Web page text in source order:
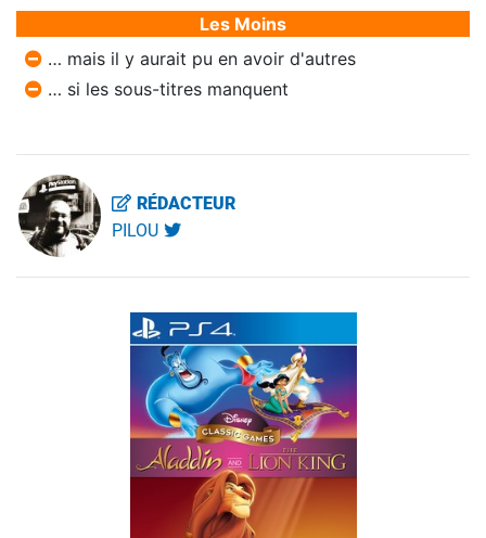
Les Moins
… mais il y aurait pu en avoir d'autres
… si les sous-titres manquent
RÉDACTEUR
PILOU